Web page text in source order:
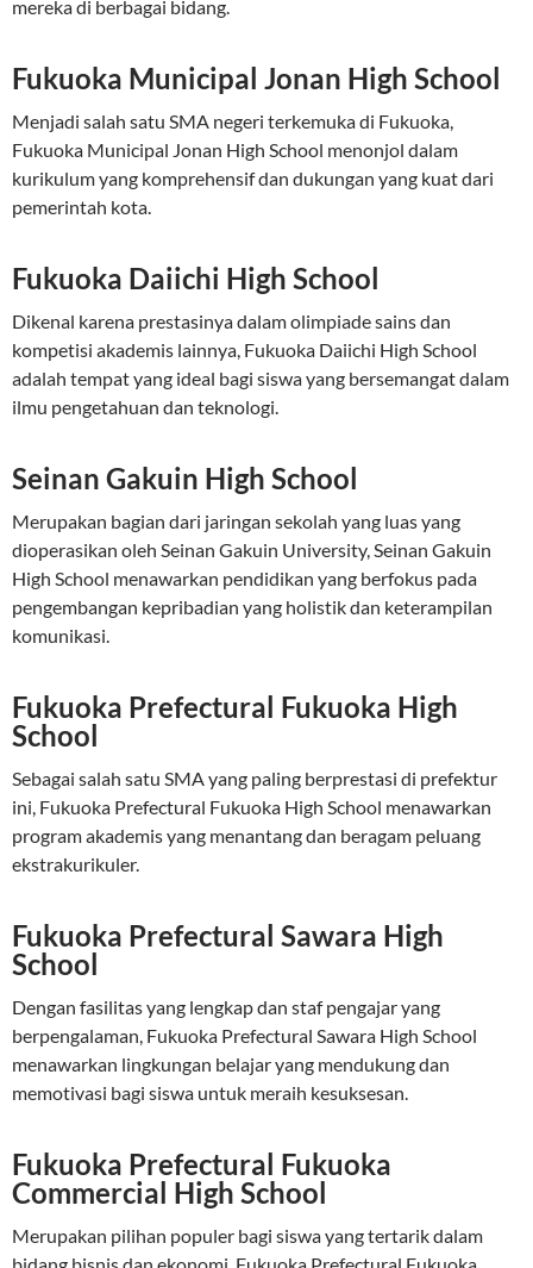
mereka di berbagai bidang.
Fukuoka Municipal Jonan High School
Menjadi salah satu SMA negeri terkemuka di Fukuoka,
Fukuoka Municipal Jonan High School menonjol dalam
kurikulum yang komprehensif dan dukungan yang kuat dari
pemerintah kota.
Fukuoka Daiichi High School
Dikenal karena prestasinya dalam olimpiade sains dan
kompetisi akademis lainnya, Fukuoka Daiichi High School
adalah tempat yang ideal bagi siswa yang bersemangat dalam
ilmu pengetahuan dan teknologi.
Seinan Gakuin High School
Merupakan bagian dari jaringan sekolah yang luas yang
dioperasikan oleh Seinan Gakuin University, Seinan Gakuin
High School menawarkan pendidikan yang berfokus pada
pengembangan kepribadian yang holistik dan keterampilan
komunikasi.
Fukuoka Prefectural Fukuoka High
School
Sebagai salah satu SMA yang paling berprestasi di prefektur
ini, Fukuoka Prefectural Fukuoka High School menawarkan
program akademis yang menantang dan beragam peluang
ekstrakurikuler.
Fukuoka Prefectural Sawara High
School
Dengan fasilitas yang lengkap dan staf pengajar yang
berpengalaman, Fukuoka Prefectural Sawara High School
menawarkan lingkungan belajar yang mendukung dan
memotivasi bagi siswa untuk meraih kesuksesan.
Fukuoka Prefectural Fukuoka
Commercial High School
Merupakan pilihan populer bagi siswa yang tertarik dalam